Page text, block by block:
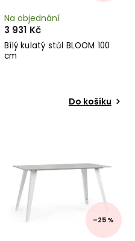
Bílý kulatý stůl BLOOM 100
cm
Na objednání
3 931 Kč
Do košíku
–25 %